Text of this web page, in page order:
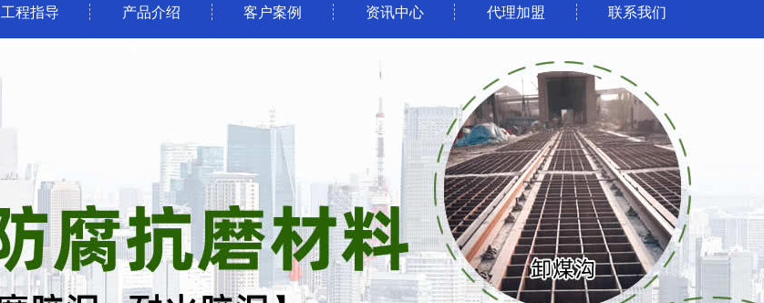
工程指导 产品介绍 客户案例 资讯中心 代理加盟 联系我们